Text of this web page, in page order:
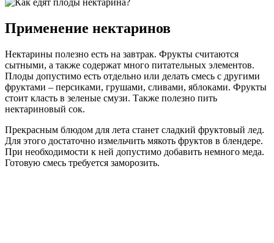
Применение нектаринов
Нектарины полезно есть на завтрак. Фрукты считаются
сытными, а также содержат много питательных элементов.
Плоды допустимо есть отдельно или делать смесь с другими
фруктами – персиками, грушами, сливами, яблоками. Фрукты
стоит класть в зеленые смузи. Также полезно пить
нектариновый сок.
Прекрасным блюдом для лета станет сладкий фруктовый лед.
Для этого достаточно измельчить мякоть фруктов в блендере.
При необходимости к ней допустимо добавить немного меда.
Готовую смесь требуется заморозить.